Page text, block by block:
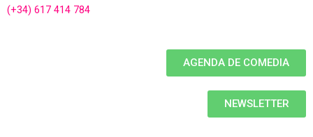
(+34) 617 414 784
AGENDA DE COMEDIA
NEWSLETTER